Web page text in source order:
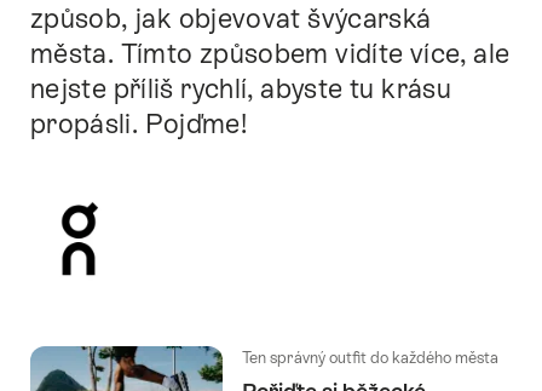
způsob, jak objevovat švýcarská
města. Tímto způsobem vidíte více, ale
nejste příliš rychlí, abyste tu krásu
propásli. Pojďme!
Ten správný outfit do každého města